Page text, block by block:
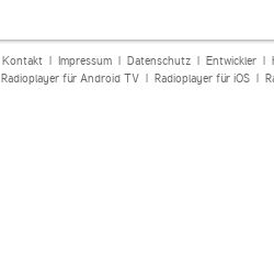
Kontakt| Impressum| Datenschutz| Entwickler|
Radioplayer für Android TV| Radioplayer für iOS|